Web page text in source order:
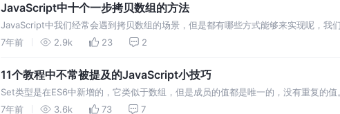
JavaScript中十个一步拷贝数组的方法
JavaScript中我们经常会遇到拷贝数组的场景，但是都有哪些方式能够来实现呢，我
个很简单的语法，但是当你在使用类似于React和Redux这类库时，你会发现它是非
7年前 2.9k 23 2
11个教程中不常被提及的JavaScript小技巧
Set类型是在ES6中新增的，它类似于数组，但是成员的值都是唯一的，没有重复的
值的功能。 在ES6之前，我们如果想要实现这个功能的话，需要的处理代码要多很
7年前 3.6k 73 7